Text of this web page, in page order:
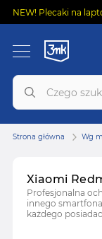
NEW! Plecaki na
Xiaomi
Profesjonalna
innego
każdego
Strona główna Wg